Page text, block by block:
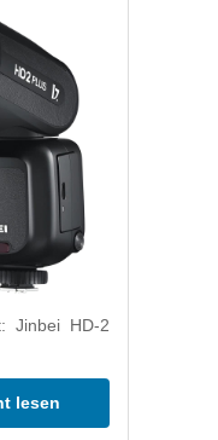
Jinbei HD-2
lesen